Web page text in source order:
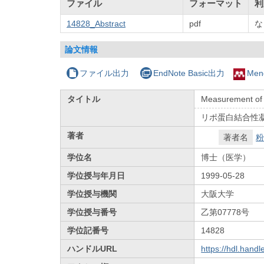
ファイル フォーマット
14828_Abstract pdf
論文情報
ファイル出力 EndNote Basic出力
タイトル
Measurement
リポ蛋白結合性
著者
著者名
学位名
博士（医学）
学位授与年月日
1999-05-28
学位授与機関
大阪大学
学位授与番号
乙第07778号
学位記番号
14828
ハンドルURL
https://